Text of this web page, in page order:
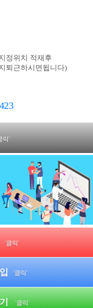
정위치 적재후
퇴근하시면됩니다)
릭`
`클릭`
`클릭`
`클릭`